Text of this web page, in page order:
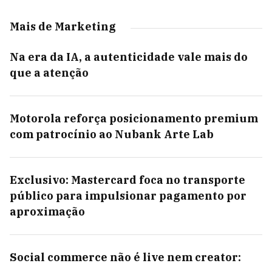
Mais de Marketing
Na era da IA, a autenticidade vale mais do
que a atenção
Motorola reforça posicionamento premium
com patrocínio ao Nubank Arte Lab
Exclusivo: Mastercard foca no transporte
público para impulsionar pagamento por
aproximação
Social commerce não é live nem creator: